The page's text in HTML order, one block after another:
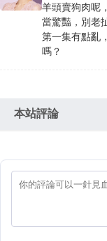
羊頭賣狗肉呢
當驚豔，別老
第一集有點亂
嗎？
本站評論